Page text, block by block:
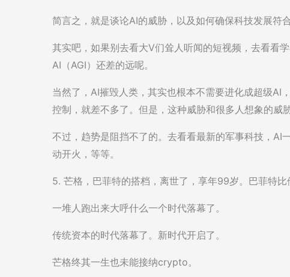
简言之，就是谈论AI的威胁，以及如何确保科技发展符
其实吧，如果别去看大V们耸人听闻的短视频，去看看
AI（AGI）还差的远呢。
当然了，AI摧毁人类，其实也根本不需要进化成超级AI
控制，就差不多了。但是，这种威胁和很多人想象的威
不过，趋势是阻挡不了的。去看看最新的军事科技，AI
动开火，等等。
5. 芒格，巴菲特的搭档，离世了，享年99岁。巴菲特比
一堆人跑出来大呼什么一个时代落幕了。
传统资本的时代落幕了。新时代开启了。
芒格终其一生也未能接纳crypto。